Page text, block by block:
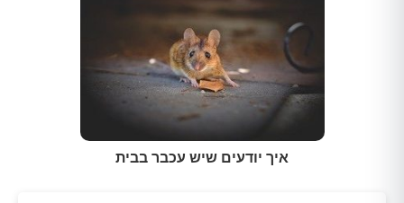
איך יודעים שיש עכבר בבית